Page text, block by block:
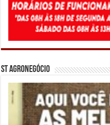
ST Agronegócio